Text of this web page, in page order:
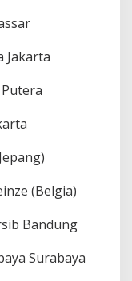
Jakarta
(Belgia)
Bandung
Surabaya